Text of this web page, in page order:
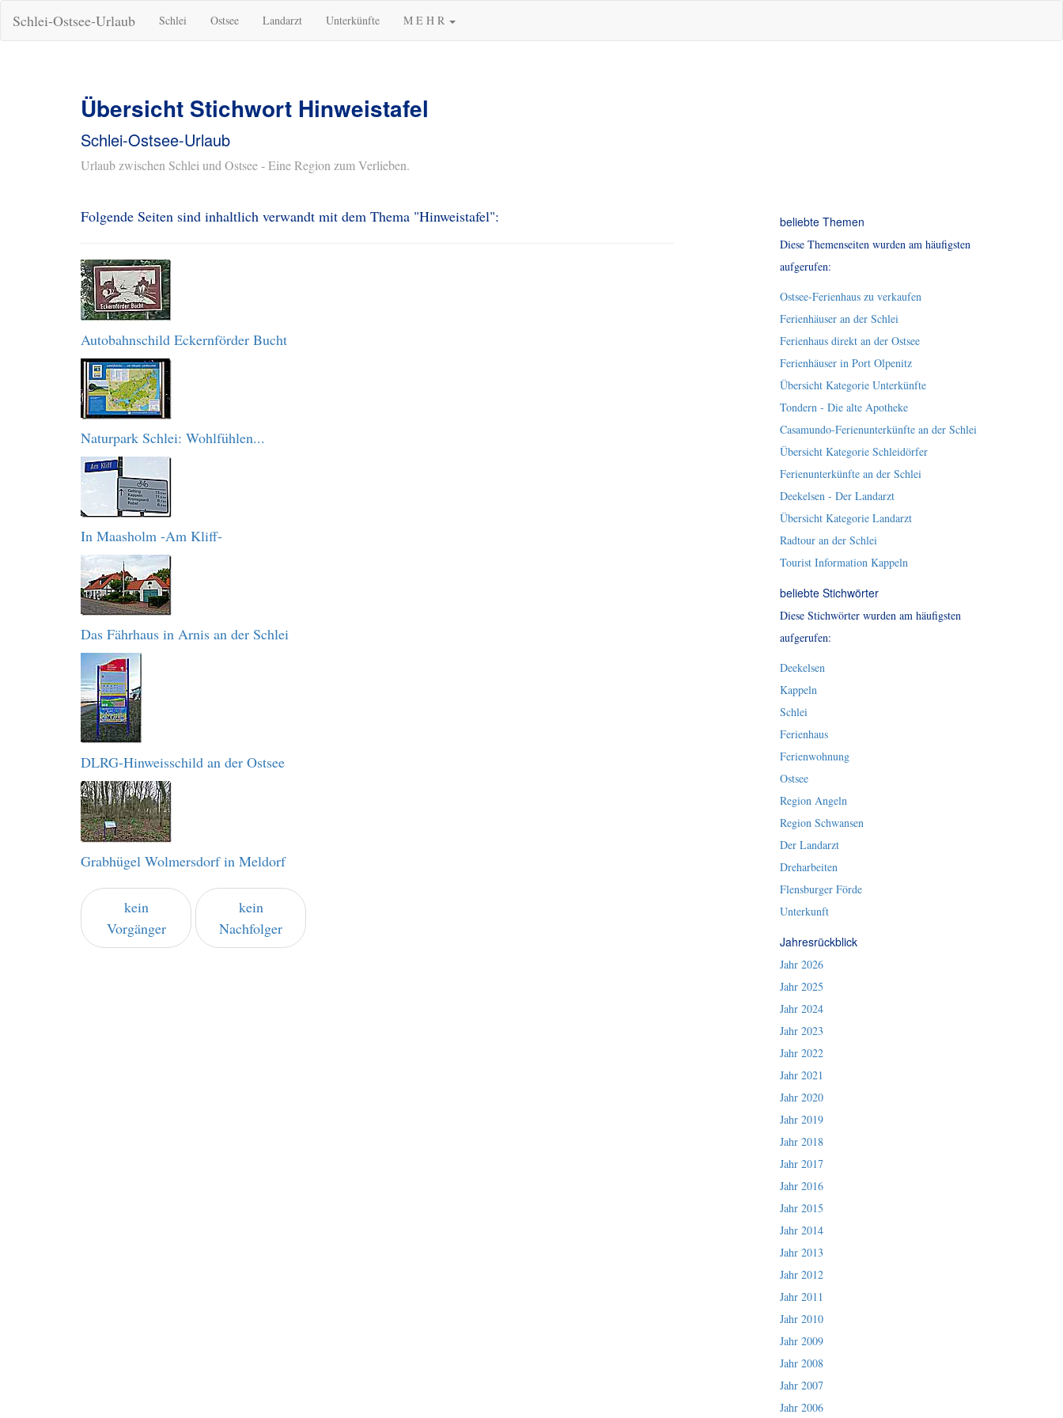
Schlei-Ostsee-Urlaub Schlei Ostsee Landarzt Unterkünfte M E H R
Übersicht Stichwort Hinweistafel
Schlei-Ostsee-Urlaub
Urlaub zwischen Schlei und Ostsee - Eine Region zum Verlieben.
Folgende Seiten sind inhaltlich verwandt mit dem Thema "Hinweistafel":
Autobahnschild Eckernförder Bucht
Naturpark Schlei: Wohlfühlen...
In Maasholm -Am Kliff-
Das Fährhaus in Arnis an der Schlei
DLRG-Hinweisschild an der Ostsee
Grabhügel Wolmersdorf in Meldorf
kein
Vorgänger
kein
Nachfolger
beliebte Themen
Diese Themenseiten wurden am häufigsten
aufgerufen:
Ostsee-Ferienhaus zu verkaufen
Ferienhäuser an der Schlei
Ferienhaus direkt an der Ostsee
Ferienhäuser in Port Olpenitz
Übersicht Kategorie Unterkünfte
Tondern - Die alte Apotheke
Casamundo-Ferienunterkünfte an der Schlei
Übersicht Kategorie Schleidörfer
Ferienunterkünfte an der Schlei
Deekelsen - Der Landarzt
Übersicht Kategorie Landarzt
Radtour an der Schlei
Tourist Information Kappeln
beliebte Stichwörter
Diese Stichwörter wurden am häufigsten
aufgerufen:
Deekelsen
Kappeln
Schlei
Ferienhaus
Ferienwohnung
Ostsee
Region Angeln
Region Schwansen
Der Landarzt
Dreharbeiten
Flensburger Förde
Unterkunft
Jahresrückblick
Jahr 2026
Jahr 2025
Jahr 2024
Jahr 2023
Jahr 2022
Jahr 2021
Jahr 2020
Jahr 2019
Jahr 2018
Jahr 2017
Jahr 2016
Jahr 2015
Jahr 2014
Jahr 2013
Jahr 2012
Jahr 2011
Jahr 2010
Jahr 2009
Jahr 2008
Jahr 2007
Jahr 2006